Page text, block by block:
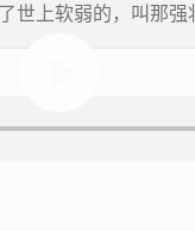
上软弱的，叫那强